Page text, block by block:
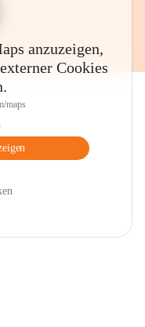
anzuzeigen,
Cookies
maps